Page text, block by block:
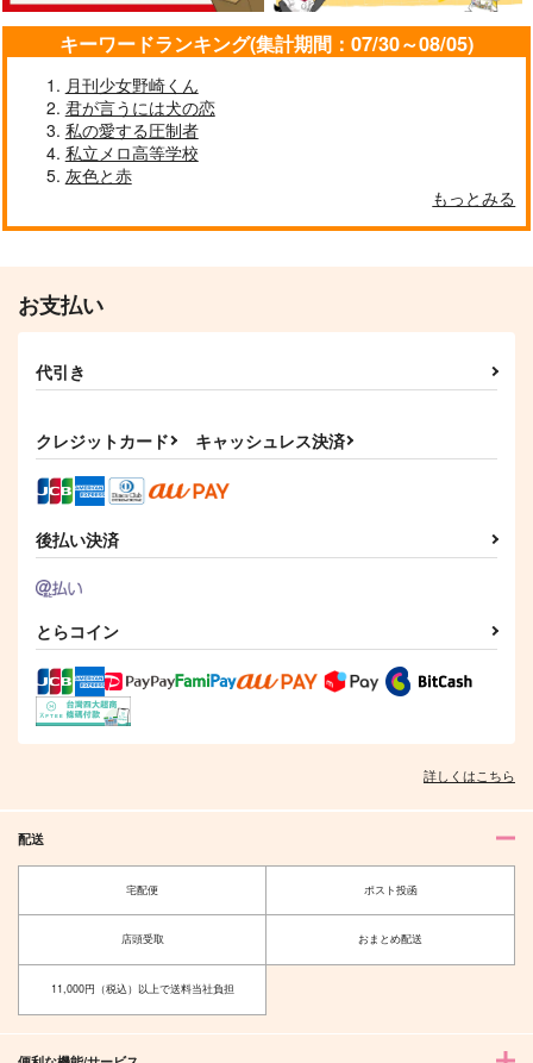
キーワードランキング(集計期間：07/30～08/05)
月刊少女野崎くん
君が言うには犬の恋
私の愛する圧制者
私立メロ高等学校
灰色と赤
もっとみる
お支払い
代引き
クレジットカード キャッシュレス決済
後払い決済
とらコイン
詳しくはこちら
配送
宅配便 ポスト投函
店頭受取 おまとめ配送
11,000円（税込）以上で送料当社負担